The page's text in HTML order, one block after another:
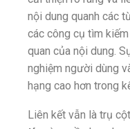
nội dung quanh các
các công cụ tìm
quan của nội dung.
nghiệm người dùng
hạng cao hơn trong
Liên kết vẫn là trụ